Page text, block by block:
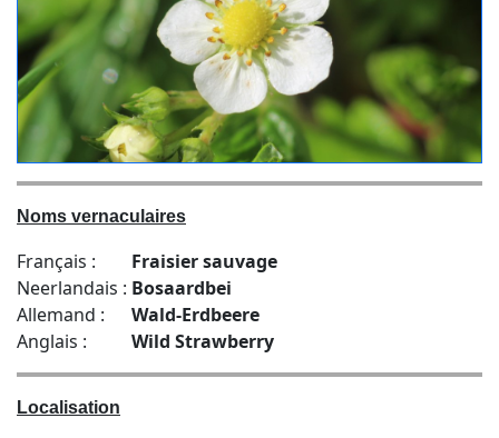
Noms vernaculaires
Français :
Fraisier sauvage
Neerlandais : Bosaardbei
Allemand :
Wald-Erdbeere
Anglais :
Wild Strawberry
Localisation